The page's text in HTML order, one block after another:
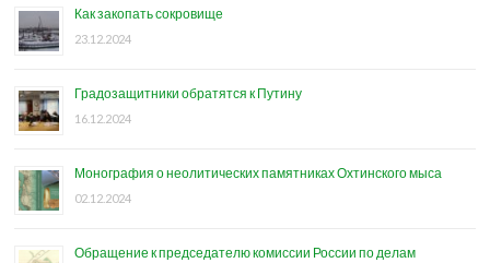
Как закопать сокровище
23.12.2024
Градозащитники обратятся к Путину
16.12.2024
Монография о неолитических памятниках Охтинского мыса
02.12.2024
Обращение к председателю комиссии России по делам